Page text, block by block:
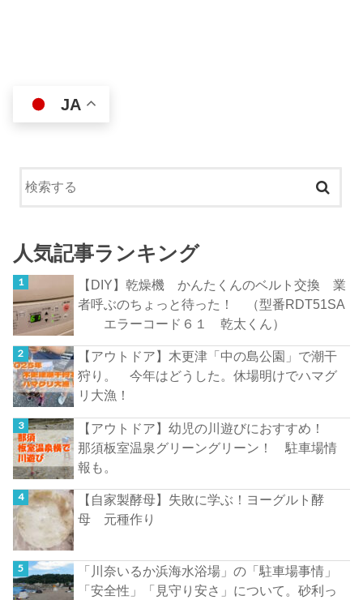
JA
人気記事ランキング
【DIY】乾燥機 かんたくんのベルト交換 業
者呼ぶのちょっと待った！ （型番RDT51SA
エラーコード６１ 乾太くん）
【アウトドア】木更津「中の島公園」で潮干
狩り。 今年はどうした。休場明けでハマグ
リ大漁！
【アウトドア】幼児の川遊びにおすすめ！
那須板室温泉グリーングリーン！ 駐車場情
報も。
【自家製酵母】失敗に学ぶ！ヨーグルト酵
母 元種作り
「川奈いるか浜海水浴場」の「駐車場事情」
「安全性」「見守り安さ」について。砂利っ